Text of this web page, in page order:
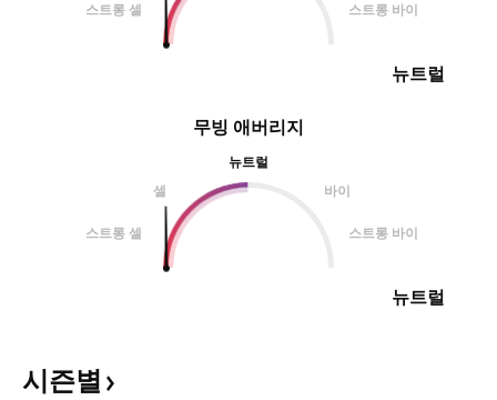
스트롱 셀 스트롱 바이
뉴트럴
무빙 애버리지
뉴트럴
셀
바이
스트롱 셀 스트롱 바이
뉴트럴
시즌별